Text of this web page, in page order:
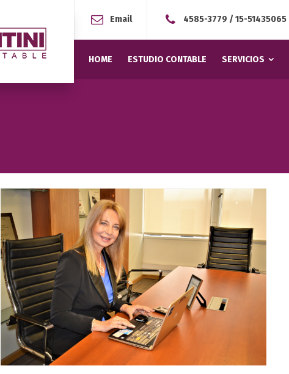
Email 4585-3779 /15-51435065
HOME ESTUDIO CONTABLE SERVICIOS